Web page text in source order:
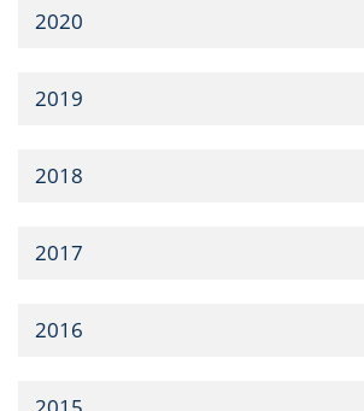
2020
2019
2018
2017
2016